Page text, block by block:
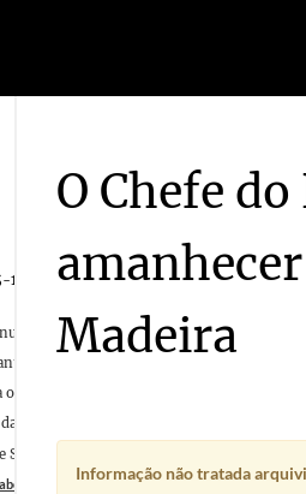
12/1955-05-13
ao descobridor de Cabo Verde
Antão
novos Paços do Concelho
Praia
para a Madeira e regressa a Lisboa
Verde para a Madeira1955-05-27/1955-05-27
O Chefe
Madeira
Informação não tratada